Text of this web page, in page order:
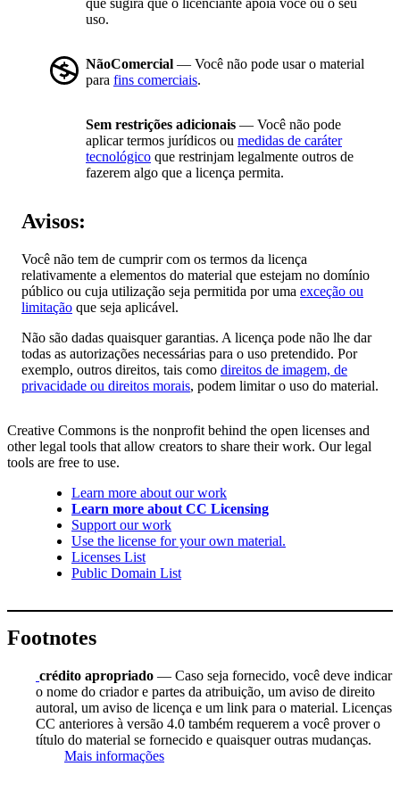
que sugira que o licenciante apoia você ou o seu
uso.
NãoComercial — Você não pode usar o material
para fins comerciais.
Sem restrições adicionais — Você não pode
aplicar termos jurídicos ou medidas de caráter
tecnológico que restrinjam legalmente outros de
fazerem algo que a licença permita.
Avisos:
Você não tem de cumprir com os termos da licença
relativamente a elementos do material que estejam no domínio
público ou cuja utilização seja permitida por uma exceção ou
limitação que seja aplicável.
Não são dadas quaisquer garantias. A licença pode não lhe dar
todas as autorizações necessárias para o uso pretendido. Por
exemplo, outros direitos, tais como direitos de imagem, de
privacidade ou direitos morais, podem limitar o uso do material.
Creative Commons is the nonprofit behind the open licenses and
other legal tools that allow creators to share their work. Our legal
tools are free to use.
Learn more about our work
Learn more about CC Licensing
Support our work
Use the license for your own material.
Licenses List
Public Domain List
Footnotes
crédito apropriado — Caso seja fornecido, você deve indicar
o nome do criador e partes da atribuição, um aviso de direito
autoral, um aviso de licença e um link para o material. Licenças
CC anteriores à versão 4.0 também requerem a você prover o
título do material se fornecido e quaisquer outras mudanças.
Mais informações